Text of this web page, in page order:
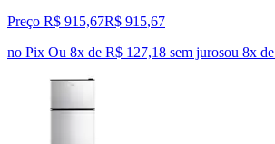
Preço R$ 915,67R$ 915,67
no Pix Ou 8x de R$ 127,18 sem jurosou 8x de